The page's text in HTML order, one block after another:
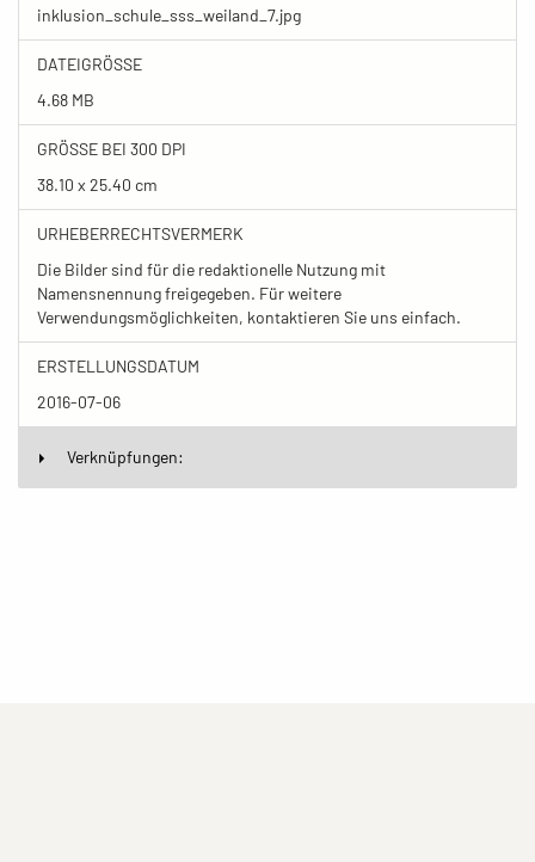
inklusion_schule_sss_weiland_7.jpg
DATEIGRÖSSE
4.68 MB
GRÖSSE BEI 300 DPI
38.10 x 25.40 cm
URHEBERRECHTSVERMERK
Die Bilder sind für die redaktionelle Nutzung mit
Namensnennung freigegeben. Für weitere
Verwendungsmöglichkeiten, kontaktieren Sie uns einfach.
ERSTELLUNGSDATUM
2016-07-06
Verknüpfungen: